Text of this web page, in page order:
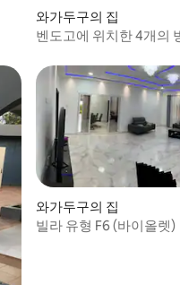
와가두구의 집
벤도고에 위치한 4개의
와가두구의 집
빌라 유형 F6 (바이올렛)